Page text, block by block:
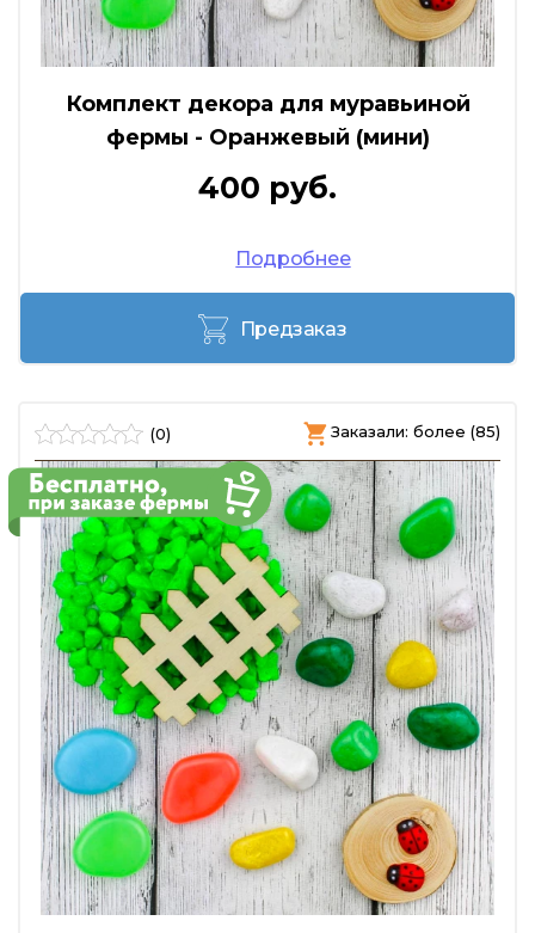
Комплект декора для муравьиной
фермы - Оранжевый (мини)
400 руб.
Подробнее
Предзаказ
(0) Заказали: более (85)